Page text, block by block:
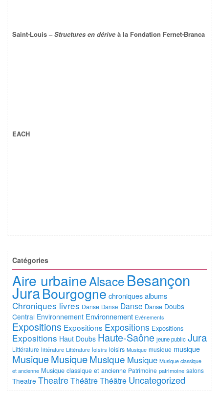
Saint-Louis –Structures en dérive à la Fondation Fernet-Branca
EACH
Catégories
Aire urbaineAlsace Besançon
JuraBourgogne chroniques albums
Chroniques livres Danse Danse Danse Danse Doubs
Central Environnement Environnement Evénements
Expositions Expositions Expositions Expositions
Expositions Haut Doubs Haute-Saône jeune public Jura
Littérature littérature Littérature loisirs loisirs Musique musique musique
MusiqueMusiqueMusique Musique Musique classique
et ancienne Musique classique et ancienne Patrimoine patrimoine salons
Theatre Theatre ThéâtreThéâtre Uncategorized